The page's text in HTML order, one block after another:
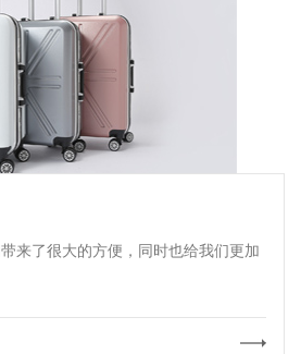
来了很大的方便，同时也给我们更加